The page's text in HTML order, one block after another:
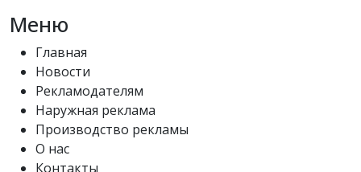
Меню
Главная
Новости
Рекламодателям
Наружная реклама
Производство рекламы
О нас
Контакты